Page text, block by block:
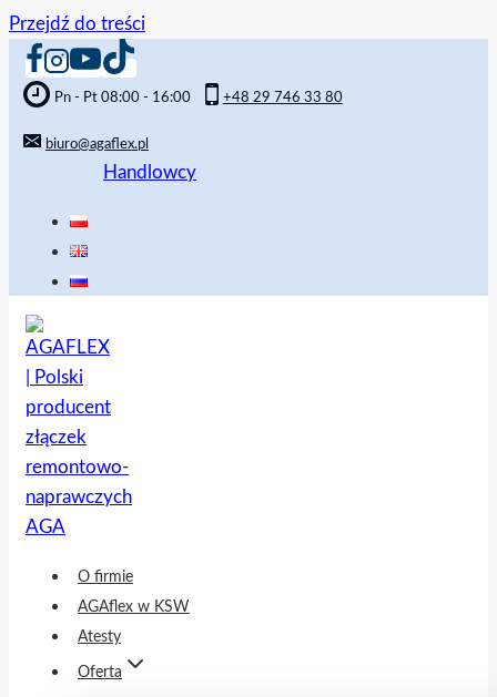
Przejdź do treści
Pn - Pt 08:00 - 16:00 +48 29 746 33 80
biuro@agaflex.pl
Handlowcy
O firmie
AGAflex w KSW
Atesty
Oferta